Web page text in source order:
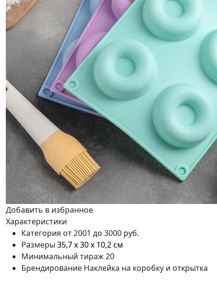
Добавить в избранное
Характеристики
Категория от 2001 до 3000 руб.
Размеры 35,7 х 30 х 10,2 см
Минимальный тираж20
Брендирование Наклейка на коробку и открытка